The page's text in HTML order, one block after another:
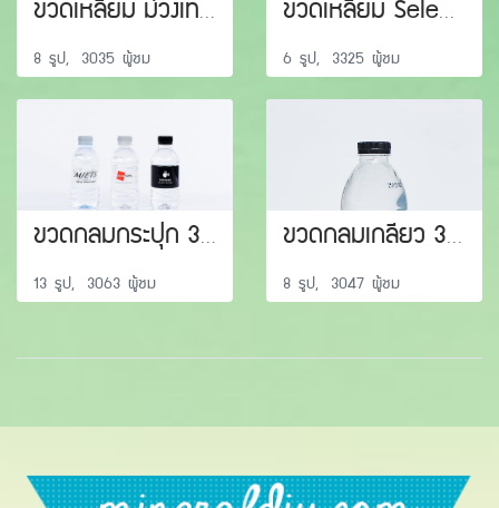
ขวดเหลี่ยม ม่วงเทพ 500 ml
8 รูป, 3035 ผู้ชม
ขวดเหลี่ยม Select 350 / 500 ml
6 รูป, 3325 ผู้ชม
ขวดกลมกระปุก 350 ml
13 รูป, 3063 ผู้ชม
ขวดกลมเกลียว 350 / 500 / 600 / 1500 ml
8 รูป, 3047 ผู้ชม